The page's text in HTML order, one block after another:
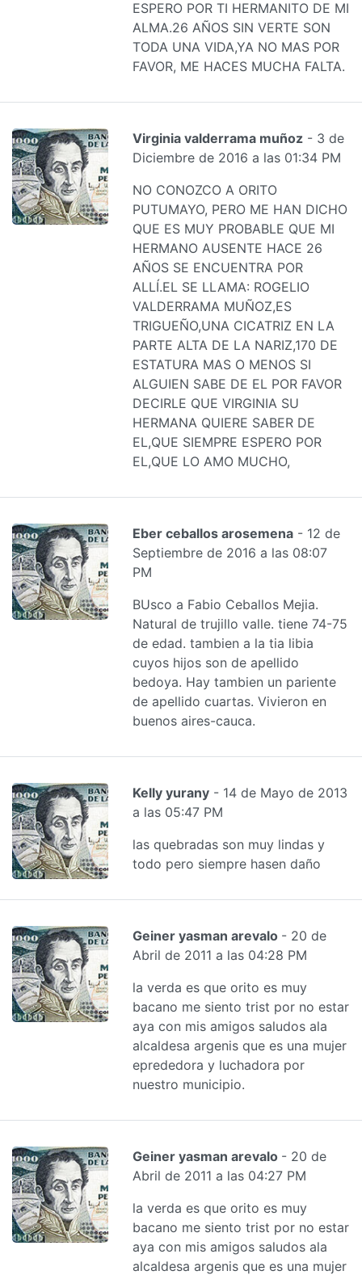
ESPERO POR TI HERMANITO DE MI
ALMA.26 AÑOS SIN VERTE SON
TODA UNA VIDA,YA NO MAS POR
FAVOR, ME HACES MUCHA FALTA.
Virginia valderrama muñoz - 3 de
Diciembre de 2016 a las 01:34 PM
NO CONOZCO A ORITO
PUTUMAYO, PERO ME HAN DICHO
QUE ES MUY PROBABLE QUE MI
HERMANO AUSENTE HACE 26
AÑOS SE ENCUENTRA POR
ALLÍ.EL SE LLAMA: ROGELIO
VALDERRAMA MUÑOZ,ES
TRIGUEÑO,UNA CICATRIZ EN LA
PARTE ALTA DE LA NARIZ,170 DE
ESTATURA MAS O MENOS SI
ALGUIEN SABE DE EL POR FAVOR
DECIRLE QUE VIRGINIA SU
HERMANA QUIERE SABER DE
EL,QUE SIEMPRE ESPERO POR
EL,QUE LO AMO MUCHO,
Eber ceballos arosemena - 12 de
Septiembre de 2016 a las 08:07
PM
BUsco a Fabio Ceballos Mejia.
Natural de trujillo valle. tiene 74-75
de edad. tambien a la tia libia
cuyos hijos son de apellido
bedoya. Hay tambien un pariente
de apellido cuartas. Vivieron en
buenos aires-cauca.
Kelly yurany - 14 de Mayo de 2013
a las 05:47 PM
las quebradas son muy lindas y
todo pero siempre hasen daño
Geiner yasman arevalo - 20 de
Abril de 2011 a las 04:28 PM
la verda es que orito es muy
bacano me siento trist por no estar
aya con mis amigos saludos ala
alcaldesa argenis que es una mujer
eprededora y luchadora por
nuestro municipio.
Geiner yasman arevalo - 20 de
Abril de 2011 a las 04:27 PM
la verda es que orito es muy
bacano me siento trist por no estar
aya con mis amigos saludos ala
alcaldesa argenis que es una mujer